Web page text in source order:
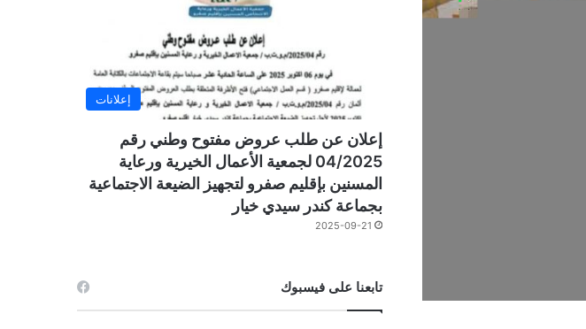
إعلانات
إعلان عن طلب عروض مفتوح وطني رقم
04/2025 لجمعية الأعمال الخيرية ورعاية
المسنين بإقليم صفرو لتجهيز الضيعة الاجتماعية
بجماعة كندر سيدي خيار
2025-09-21
تابعنا على فيسبوك